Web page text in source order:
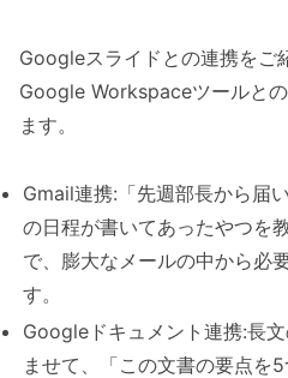
Googleスライドとの連携をご
Google Workspaceツールと
ます。
Gmail連携:「先週部長から届
の日程が書いてあったやつを
で、膨大なメールの中から必
す。
Googleドキュメント連携:長
ませて、「この文書の要点を